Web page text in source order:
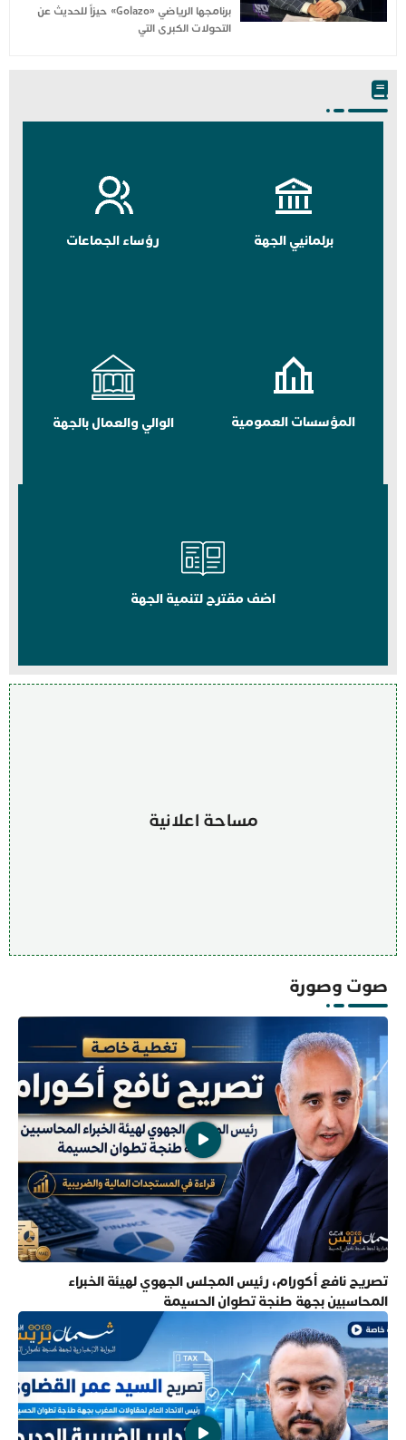
برنامجها الرياضي «Golazo» حيزاً للحديث عن
التحولات الكبرى التي
برلمانيي الجهة رؤساء الجماعات
المؤسسات العمومية الوالي والعمال بالجهة
اضف مقترح لتنمية الجهة
مساحة اعلانية
صوت وصورة
تصريح نافع أكورام، رئيس المجلس الجهوي لهيئة الخبراء
المحاسبين بجهة طنجة تطوان الحسيمة